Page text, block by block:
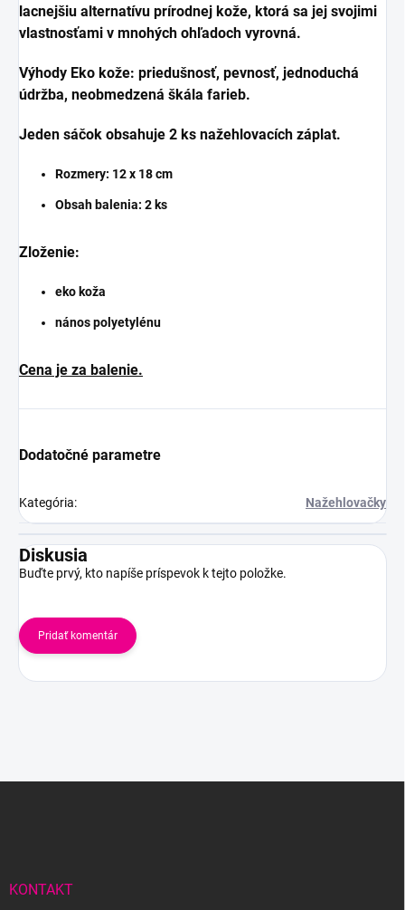
lacnejšiu alternatívu prírodnej kože, ktorá sa jej svojimi
vlastnosťami v mnohých ohľadoch vyrovná.
Výhody Eko kože: priedušnosť, pevnosť, jednoduchá
údržba, neobmedzená škála farieb.
Jeden sáčok obsahuje 2 ks nažehlovacích záplat.
Rozmery: 12 x 18 cm
Obsah balenia: 2 ks
Zloženie:
eko koža
nános polyetylénu
Cena je za balenie.
Dodatočné parametre
Kategória: Nažehlovačky
Diskusia
Buďte prvý, kto napíše príspevok k tejto položke.
Pridať komentár
KONTAKT